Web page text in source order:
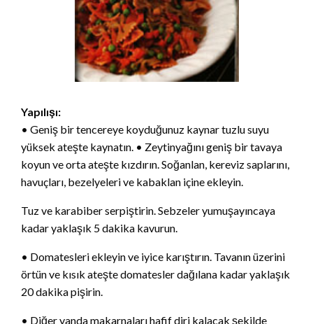
Yapılışı:
• Geniş bir tencereye koyduğunuz kaynar tuzlu suyu
yüksek ateşte kaynatın. • Zeytinyağını geniş bir tavaya
koyun ve orta ateşte kızdırın. Soğanlan, kereviz saplarını,
havuçları, bezelyeleri ve kabaklan içine ekleyin.
Tuz ve karabiber serpiştirin. Sebzeler yumuşayıncaya
kadar yaklaşık 5 dakika kavurun.
• Domatesleri ekleyin ve iyice karıştırın. Tavanın üzerini
örtün ve kısık ateşte domatesler dağılana kadar yaklaşık
20 dakika pişirin.
• Diğer yanda makarnaları hafif diri kalacak şekilde